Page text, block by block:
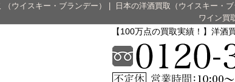
ウイスキー・ブランデー） 日本の洋酒買取（ウイスキー・ブ
ワイン買
【100万点の買取実績！】洋